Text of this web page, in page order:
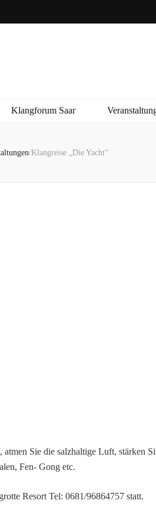
Klangforum Saar
/Klangreise „Die Yacht“
Sie die salzhaltige Luft, stärken
Fen- Gong etc.
Resort Tel: 0681/96864757 statt.